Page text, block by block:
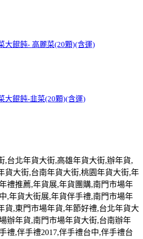
大餛飩- 高麗菜(20顆)(含運)
大餛飩-韭菜(20顆)(含運)
,台北年貨大街,高雄年貨大街,辦年貨,
貨大街,台南年貨大街,桃園年貨大街,年
禮推薦,年貨展,年貨團購,南門市場年
,年貨大街展,年貨伴手禮,南門市場年
貨,東門市場年貨,年節好禮,台北年貨大
辦年貨,南門市場年貨大街,台南辦年
禮,伴手禮2017,伴手禮台中,伴手禮台